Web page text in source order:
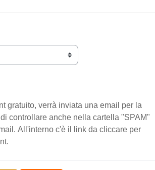
gratuito, verrà inviata una email per la
controllare anche nella cartella "SPAM"
All'interno c'è il link da cliccare per